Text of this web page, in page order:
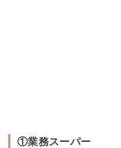
①業務スーパー